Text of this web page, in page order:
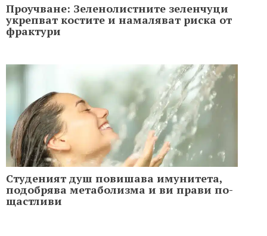
Проучване: Зеленолистните зеленчуци
укрепват костите и намаляват риска от
фрактури
Студеният душ повишава имунитета,
подобрява метаболизма и ви прави по-
щастливи